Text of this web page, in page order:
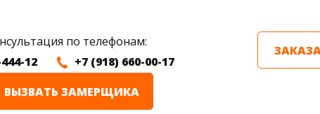
по телефонам:
12
+7 (918) 660-00-17
ВЫЗВАТЬ ЗАМЕРЩИКА